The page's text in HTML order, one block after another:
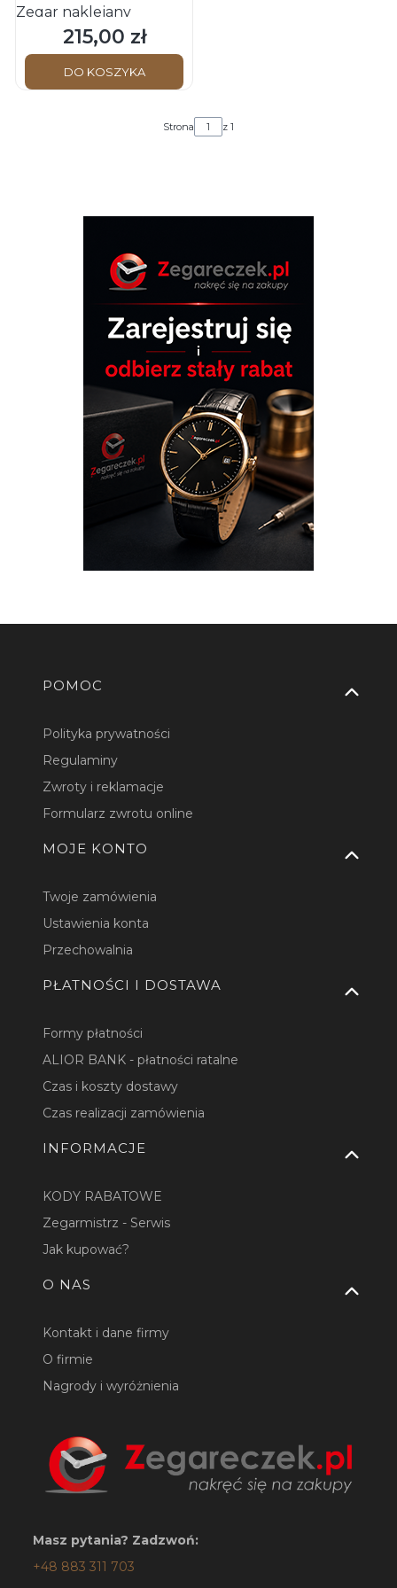
Zegar naklejany
Cena
215,00 zł
DO KOSZYKA
Strona z 1
Linki w stopce
POMOC
Polityka prywatności
Regulaminy
Zwroty i reklamacje
Formularz zwrotu online
MOJE KONTO
Twoje zamówienia
Ustawienia konta
Przechowalnia
PŁATNOŚCI I DOSTAWA
Formy płatności
ALIOR BANK - płatności ratalne
Czas i koszty dostawy
Czas realizacji zamówienia
INFORMACJE
KODY RABATOWE
Zegarmistrz - Serwis
Jak kupować?
O NAS
Kontakt i dane firmy
O firmie
Nagrody i wyróżnienia
Masz pytania? Zadzwoń:
+48 883 311 703